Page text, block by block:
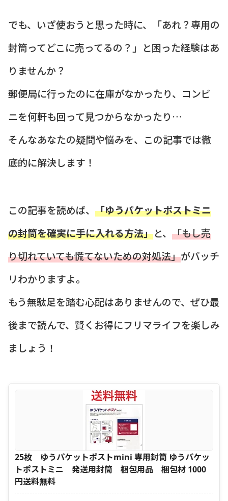
でも、いざ使おうと思った時に、「あれ？専用の
封筒ってどこに売ってるの？」と困った経験はあ
りませんか？
郵便局に行ったのに在庫がなかったり、コンビ
ニを何軒も回って見つからなかったり…
そんなあなたの疑問や悩みを、この記事では徹
底的に解決します！
この記事を読めば、 「ゆうパケットポストミニ
の封筒を確実に手に入れる方法」と、 「もし売
り切れていても慌てないための対処法」がバッチ
リわかりますよ。
もう無駄足を踏む心配はありませんので、ぜひ最
後まで読んで、賢くお得にフリマライフを楽しみ
ましょう！
25枚 ゆうパケットポストmini 専用封筒 ゆうパケッ
トポストミニ 発送用封筒 梱包用品 梱包材 1000
円送料無料